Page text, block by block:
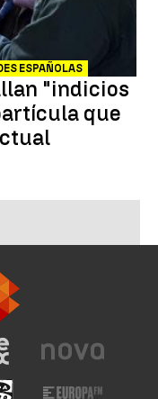
ESPAÑOLAS
"indicios
que